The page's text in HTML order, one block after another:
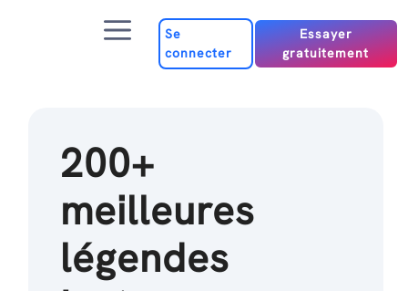
Menu
Se
connecter
Essayer
gratuitement
200+
meilleures
légendes